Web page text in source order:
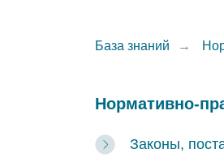
База знаний →
Нормативно-
Законы,